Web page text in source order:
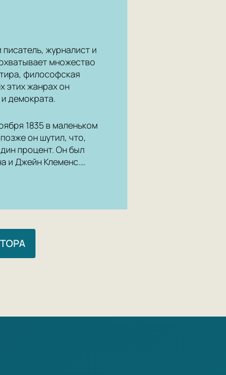
журналист и
множество
философская
этих жанрах он
демократа.
1835 в маленьком
он шутил, что,
процент. Он был
и Джейн Клеменс.…